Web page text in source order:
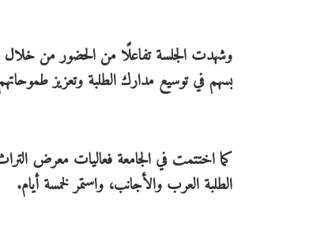
​​وشهدت الجلسة تفاعلًا من الحضور من خلال
يسهم في توسيع مدارك الطلبة وتعزيز طموحاتهم
كما اختتمت في الجامعة فعاليات معرض
الطلبة العرب والأجانب، واستمر لخمسة أيام.